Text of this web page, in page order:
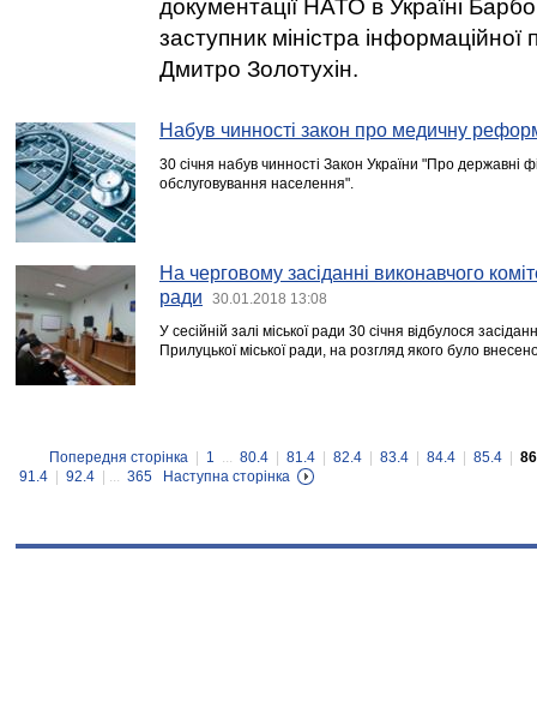
документації НАТО в Україні
заступник міністра інформаційної
Дмитро Золотухін.
Набув чинності закон про медичну
30 січня набув чинності Закон України "Про державні
обслуговування населення".
На черговому засіданні виконавчого
ради
30.01.2018 13:08
У сесійній залі міської ради 30 січня відбулося
Прилуцької міської ради, на розгляд якого було
Попередня сторінка 1 ... 80.4 81.4 82.4 83.4 84.4 85.4
91.4
92.4 | ... 365 Наступна сторінка